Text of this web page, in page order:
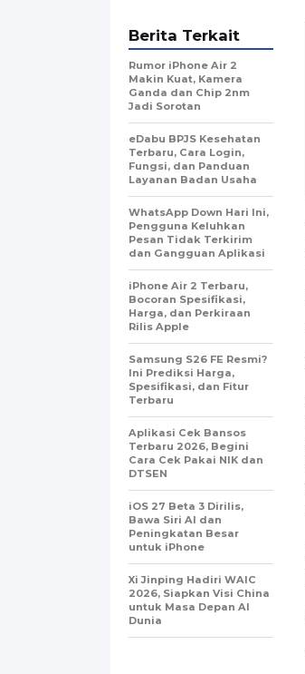
Berita Terkait
Rumor iPhone Air 2
Makin Kuat, Kamera
Ganda dan Chip 2nm
Jadi Sorotan
eDabu BPJS Kesehatan
Terbaru, Cara Login,
Fungsi, dan Panduan
Layanan Badan Usaha
WhatsApp Down Hari Ini,
Pengguna Keluhkan
Pesan Tidak Terkirim
dan Gangguan Aplikasi
iPhone Air 2 Terbaru,
Bocoran Spesifikasi,
Harga, dan Perkiraan
Rilis Apple
Samsung S26 FE Resmi?
Ini Prediksi Harga,
Spesifikasi, dan Fitur
Terbaru
Aplikasi Cek Bansos
Terbaru 2026, Begini
Cara Cek Pakai NIK dan
DTSEN
iOS 27 Beta 3 Dirilis,
Bawa Siri AI dan
Peningkatan Besar
untuk iPhone
Xi Jinping Hadiri WAIC
2026, Siapkan Visi China
untuk Masa Depan AI
Dunia